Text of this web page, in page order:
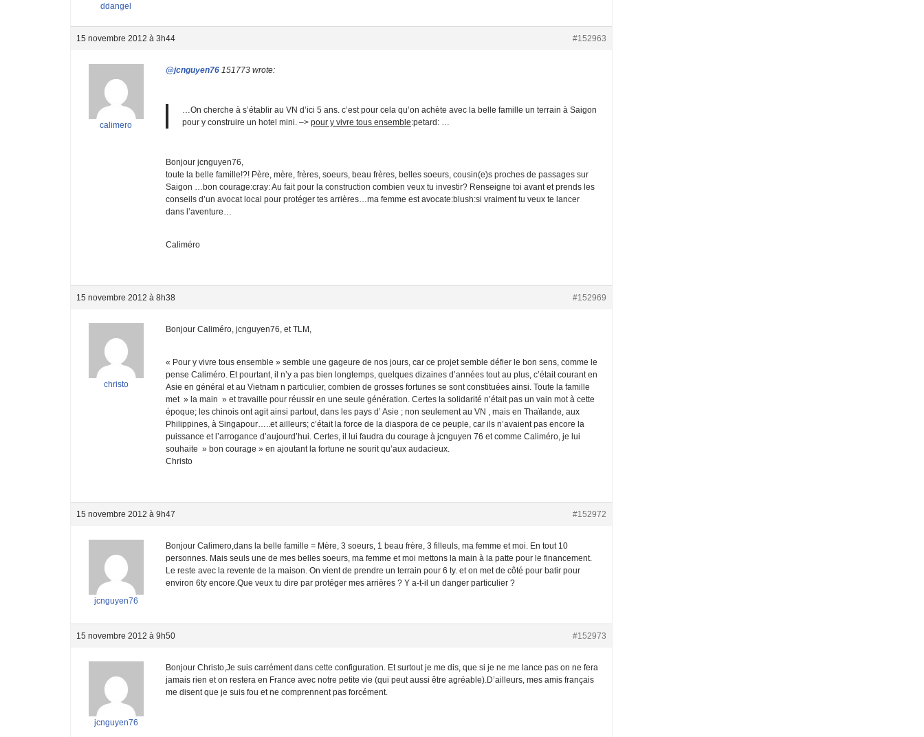
ddangel
15 novembre 2012 à 3h44 #152963
calimero
@jcnguyen76 151773 wrote:
…On cherche à s’établir au VN d’ici 5 ans. c’est pour cela qu’on achète avec la belle famille un terrain à Saigon
pour y construire un hotel mini. –> pour y vivre tous ensemble:petard: …
Bonjour jcnguyen76,
toute la belle famille!?! Père, mère, frères, soeurs, beau frères, belles soeurs, cousin(e)s proches de passages sur
Saigon …bon courage:cray: Au fait pour la construction combien veux tu investir? Renseigne toi avant et prends les
conseils d’un avocat local pour protéger tes arrières…ma femme est avocate:blush:si vraiment tu veux te lancer
dans l’aventure…
Caliméro
15 novembre 2012 à 8h38 #152969
christo
Bonjour Caliméro, jcnguyen76, et TLM,
« Pour y vivre tous ensemble » semble une gageure de nos jours, car ce projet semble défier le bon sens, comme le
pense Caliméro. Et pourtant, il n’y a pas bien longtemps, quelques dizaines d’années tout au plus, c’était courant en
Asie en général et au Vietnam n particulier, combien de grosses fortunes se sont constituées ainsi. Toute la famille
met » la main » et travaille pour réussir en une seule génération. Certes la solidarité n’était pas un vain mot à cette
époque; les chinois ont agit ainsi partout, dans les pays d’ Asie ; non seulement au VN , mais en Thaïlande, aux
Philippines, à Singapour…..et ailleurs; c’était la force de la diaspora de ce peuple, car ils n’avaient pas encore la
puissance et l’arrogance d’aujourd’hui. Certes, il lui faudra du courage à jcnguyen 76 et comme Caliméro, je lui
souhaite » bon courage » en ajoutant la fortune ne sourit qu’aux audacieux.
Christo
15 novembre 2012 à 9h47 #152972
jcnguyen76
Bonjour Calimero,dans la belle famille = Mère, 3 soeurs, 1 beau frère, 3 filleuls, ma femme et moi. En tout 10
personnes. Mais seuls une de mes belles soeurs, ma femme et moi mettons la main à la patte pour le financement.
Le reste avec la revente de la maison. On vient de prendre un terrain pour 6 ty. et on met de côté pour batir pour
environ 6ty encore.Que veux tu dire par protéger mes arrières ? Y a-t-il un danger particulier ?
15 novembre 2012 à 9h50 #152973
jcnguyen76
Bonjour Christo,Je suis carrément dans cette configuration. Et surtout je me dis, que si je ne me lance pas on ne fera
jamais rien et on restera en France avec notre petite vie (qui peut aussi être agréable).D’ailleurs, mes amis français
me disent que je suis fou et ne comprennent pas forcément.